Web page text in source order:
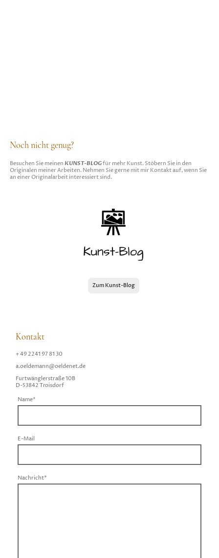
Noch nicht genug?
Besuchen Sie meinen KUNST-BLOGfür mehr Kunst. Stöbern Sie in den
Originalen meiner Arbeiten. Nehmen Sie gerne mit mir Kontakt auf, wenn Sie
an einer Originalarbeit interessiert sind.
Zum Kunst-Blog
Kontakt
+ 49 2241 97 81 30
a.oeldemann@oeldenet.de
Furtwänglerstraße 10B
D-53842 Troisdorf
Name*
E-Mail
Nachricht*